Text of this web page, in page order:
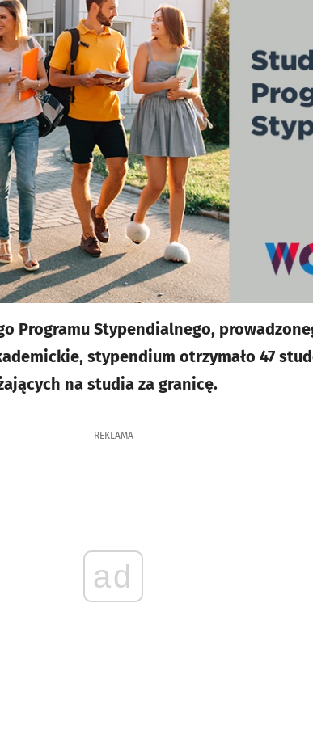
Programu Stypendialnego,
stypendium otrzymało 47
na studia za granicę.
REKLAMA
ad